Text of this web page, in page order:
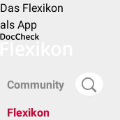
Das Flexikon
als App
Community
Flexikon